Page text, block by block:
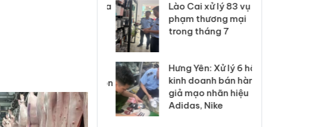
bán bình sữa
Moyuum giả
Lào Cai xử lý 83 vụ vi
phạm thương mại
trong tháng 7
Hưng Yên: Xử lý 6 hộ
kinh doanh bán hàng
giả mạo nhãn hiệu
Adidas, Nike